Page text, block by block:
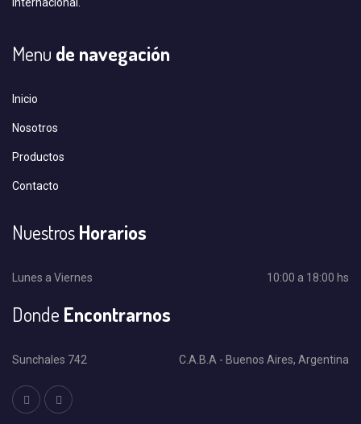
internacional.
Menu de navegación
Inicio
Nosotros
Productos
Contacto
NuestrosHorarios
Lunes a Viernes 10:00 a 18:00 hs
Donde Encontrarnos
Sunchales 742 C.A.B.A - Buenos Aires, Argentina